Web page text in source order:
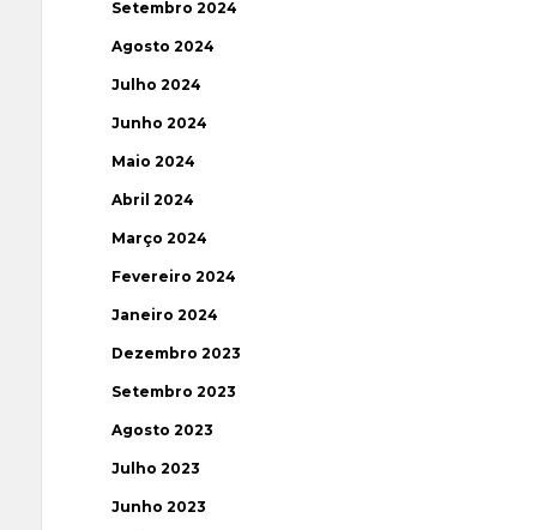
Setembro 2024
Agosto 2024
Julho 2024
Junho 2024
Maio 2024
Abril 2024
Março 2024
Fevereiro 2024
Janeiro 2024
Dezembro 2023
Setembro 2023
Agosto 2023
Julho 2023
Junho 2023